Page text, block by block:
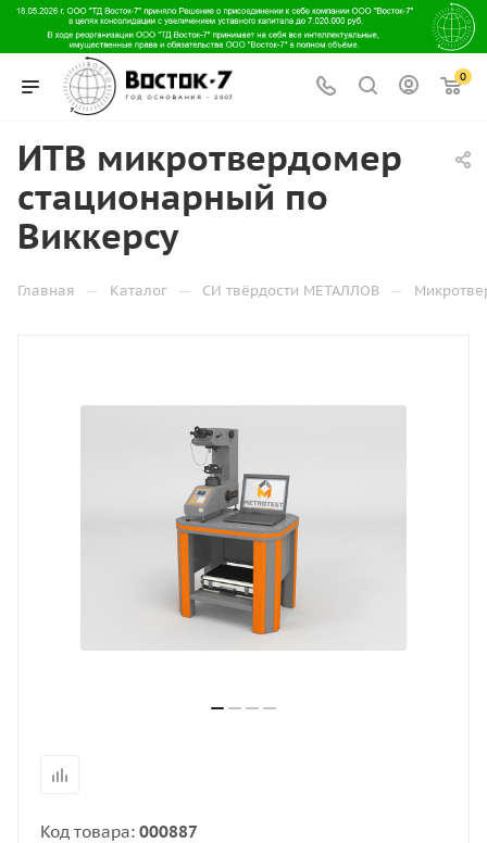
0
ИТВ микротвердомер
стационарный по
Виккерсу
Главная — Каталог — СИ твёрдости МЕТАЛЛОВ —
Код товара: 000887